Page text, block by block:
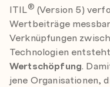
ITIL® (Version 5)
Wertbeiträge
Verknüpfungen
Technologien
Wertschöpfung.
jene Organisationen,